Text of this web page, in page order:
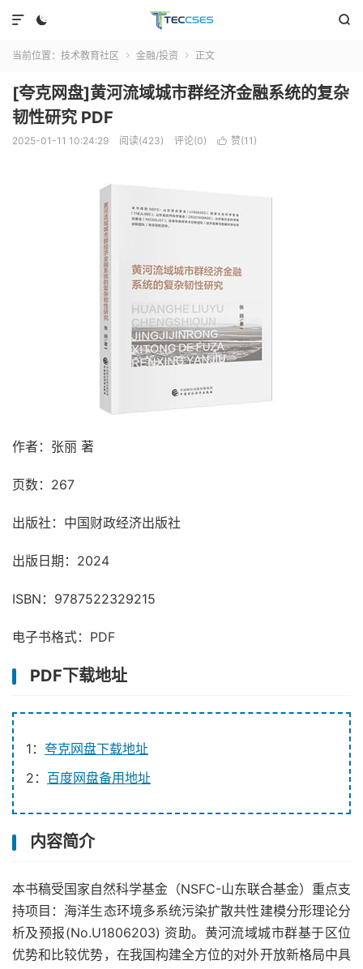
 

当前位置： 技术教育社区  金融/投资  正文
[夸克网盘]黄河流域城市群经济金融系统的复杂
韧性研究 PDF
2025-01-11 10:24:29 阅读(423) 评论(0)  赞(11 )
作者：张丽 著
页数：267
出版社：中国财政经济出版社
出版日期：2024
ISBN：9787522329215
电子书格式：PDF
PDF下载地址
1： 夸克网盘下载地址
2： 百度网盘备用地址
内容简介
本书稿受国家自然科学基金（NSFC-山东联合基金）重点支
持项目：海洋生态环境多系统污染扩散共性建模分形理论分
析及预报(No.U1806203) 资助。黄河流域城市群基于区位
优势和比较优势，在我国构建全方位的对外开放新格局中具